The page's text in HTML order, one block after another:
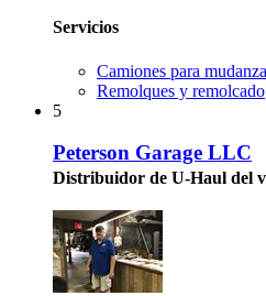
Servicios
Camiones para mudanza
Remolques y remolcado
5
Peterson Garage LLC
Distribuidor de U-Haul del